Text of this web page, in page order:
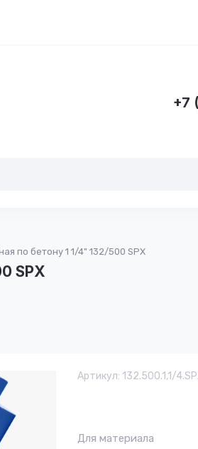
+7
по бетону 1 1/4" 132/500 SPX
SPX
Артикул: 132.500.1,1/
Для материала